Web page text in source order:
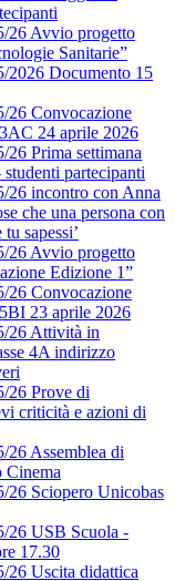
26 Avvio progetto
Sanitarie”
2026 Documento 15
26 Convocazione
24 aprile 2026
26 Prima settimana
partecipanti
26 incontro con Anna
che una persona con
sapessi’
26 Avvio progetto
Edizione 1”
26 Convocazione
23 aprile 2026
26 Attività in
4A indirizzo
26 Prove di
criticità e azioni di
26 Assemblea di
Cinema
26 Sciopero Unicobas
26 USB Scuola -
17.30
26 Uscita didattica